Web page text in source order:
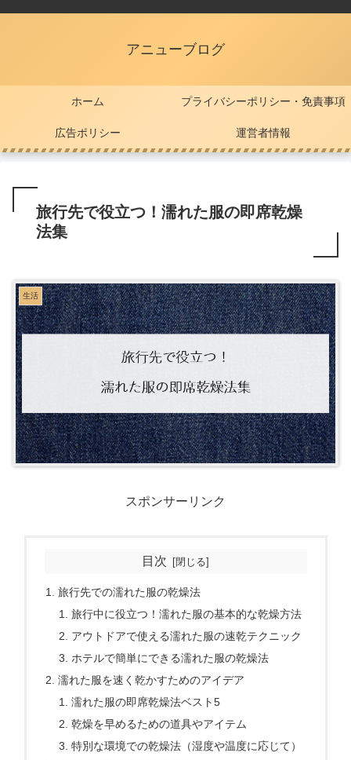
アニューブログ
ホーム プライバシーポリシー・免責事項
広告ポリシー 運営者情報
旅行先で役立つ！濡れた服の即席乾燥
法集
生活
スポンサーリンク
目次
旅行先での濡れた服の乾燥法
旅行中に役立つ！濡れた服の基本的な乾燥方法
アウトドアで使える濡れた服の速乾テクニック
ホテルで簡単にできる濡れた服の乾燥法
濡れた服を速く乾かすためのアイデア
濡れた服の即席乾燥法ベスト5
乾燥を早めるための道具やアイテム
特別な環境での乾燥法（湿度や温度に応じて）